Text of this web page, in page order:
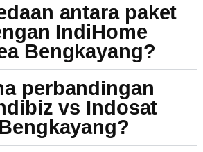
antara paket
IndiHome
Bengkayang?
perbandingan
vs Indosat